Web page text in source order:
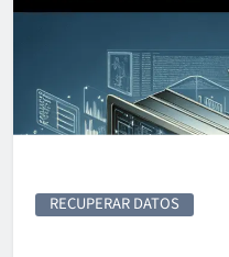
RECUPERAR DATOS